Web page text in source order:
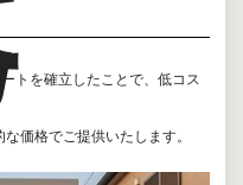
トを確立したことで、低コス
価格でご提供いたします。